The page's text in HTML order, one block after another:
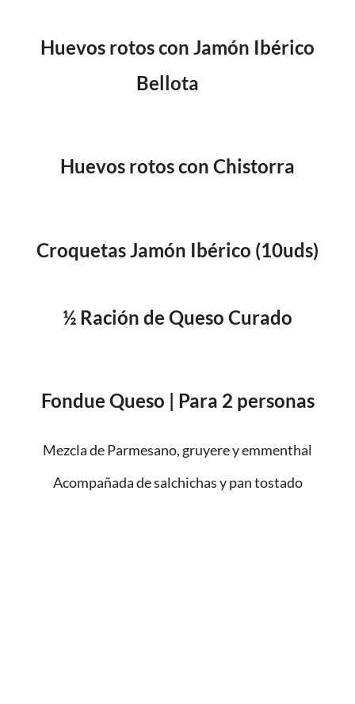
Huevos rotos con Jamón Ibérico
Bellota
Huevos rotos con Chistorra
Croquetas Jamón Ibérico (10uds)
½ Ración de Queso Curado
Fondue Queso | Para 2 personas
Mezcla de Parmesano, gruyere y emmenthal
Acompañada de salchichas y pan tostado